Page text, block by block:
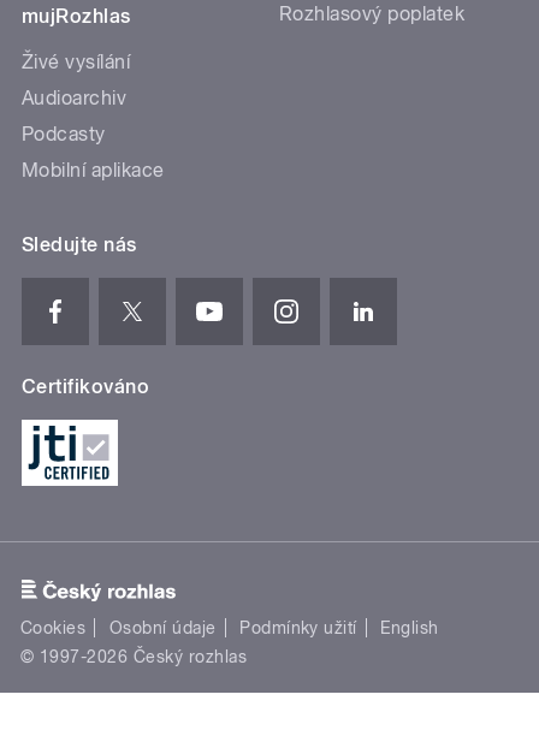
mujRozhlas
Živé vysílání
Audioarchiv
Podcasty
Mobilní aplikace
Rozhlasový poplatek
Sledujte nás
Certifikováno
Cookies Osobní údaje Podmínky užití
English
© 1997-2026 Český rozhlas